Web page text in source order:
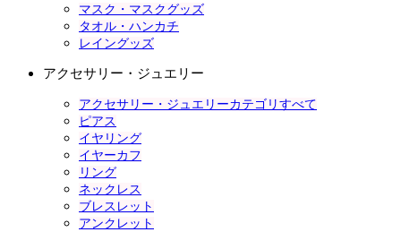
マスク・マスクグッズ
タオル・ハンカチ
レイングッズ
アクセサリー・ジュエリー
アクセサリー・ジュエリーカテゴリすべて
ピアス
イヤリング
イヤーカフ
リング
ネックレス
ブレスレット
アンクレット